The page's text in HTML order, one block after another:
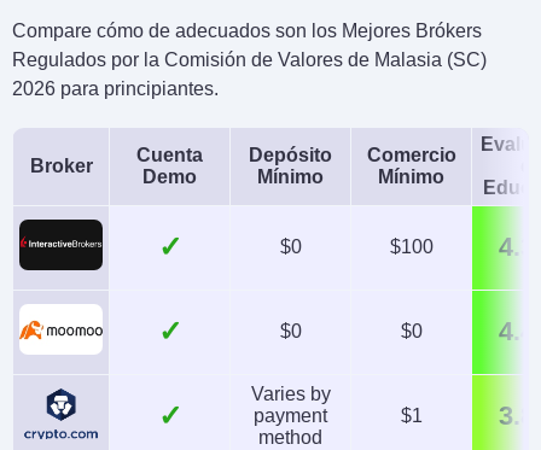
Compare cómo de adecuados son los Mejores Brókers
Regulados por la Comisión de Valores de Malasia (SC)
2026 para principiantes.
Broker
Cuenta
Demo
Depósito
Mínimo
Comercio
Mínimo
✓ $0 $100 4.3
✓ $0 $0 4.4
✓
Varies by
payment
method
$1 3.8